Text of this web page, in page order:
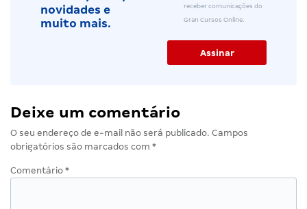
novidades e
muito mais.
receber comunicações do
Gran Cursos Online.
Deixe um comentário
O seu endereço de e-mail não será publicado. Campos
obrigatórios são marcados com *
Comentário *